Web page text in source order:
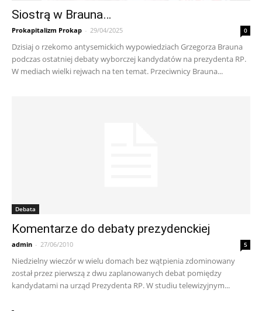
Siostrą w Brauna…
Prokapitalizm Prokap - 29/04/2025 0
Dzisiaj o rzekomo antysemickich wypowiedziach Grzegorza Brauna
podczas ostatniej debaty wyborczej kandydatów na prezydenta RP.
W mediach wielki rejwach na ten temat. Przeciwnicy Brauna...
Debata
Komentarze do debaty prezydenckiej
admin - 27/06/2010 5
Niedzielny wieczór w wielu domach bez wątpienia zdominowany
został przez pierwszą z dwu zaplanowanych debat pomiędzy
kandydatami na urząd Prezydenta RP. W studiu telewizyjnym...